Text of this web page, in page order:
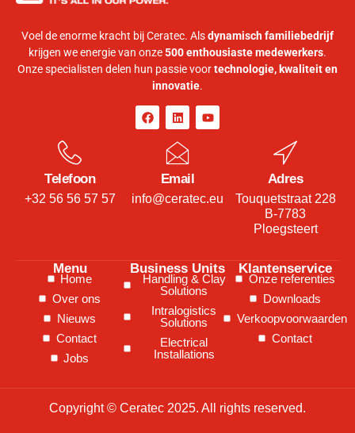
Voel de enorme kracht bij Ceratec. Alsdynamisch familiebedrijf
krijgen we energie van onze500 enthousiaste medewerkers.
Onze specialisten delen hun passie voortechnologie, kwaliteit en
innovatie.
Telefoon
+32 56 56 57 57
Email
info@ceratec.eu
Adres
Touquetstraat 228
B-7783
Ploegsteert
Menu
Home
Over ons
Nieuws
Contact
Jobs
Business Units
Handling & Clay
Solutions
Intralogistics
Solutions
Electrical
Installations
Klantenservice
Onze referenties
Downloads
Verkoopvoorwaarden
Contact
Copyright © Ceratec 2025. All rights reserved.